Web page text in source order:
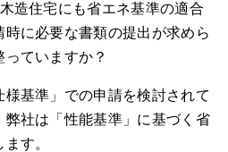
造住宅にも省エネ基準の適合
に必要な書類の提出が求めら
ていますか？
基準」での申請を検討されて
弊社は「性能基準」に基づく省
す。